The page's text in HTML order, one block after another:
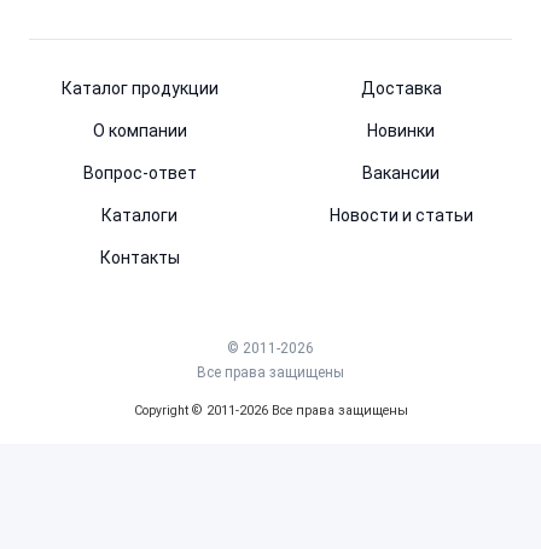
Каталог продукции Доставка
О компании Новинки
Вопрос-ответ Вакансии
Каталоги Новости и статьи
Контакты
© 2011-2026
Все права защищены
Copyright © 2011-2026 Все права защищены